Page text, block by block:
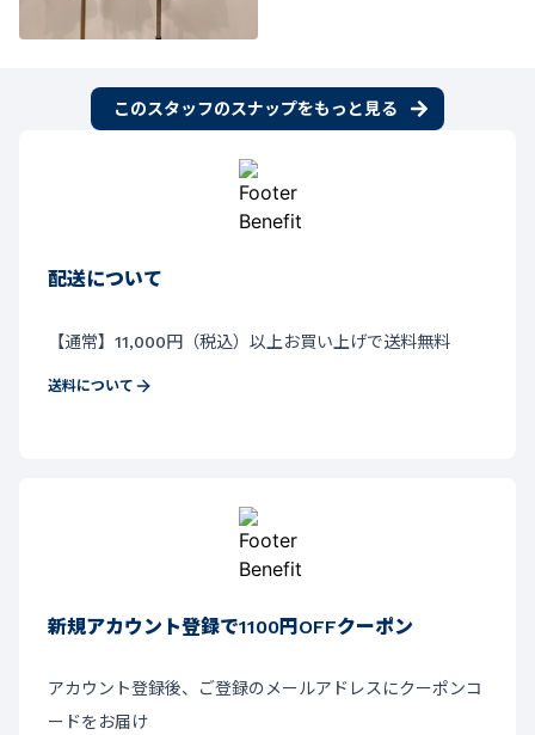
このスタッフのスナップをもっと見る
配送について
【通常】11,000円（税込）以上お買い上げで送料無料
送料について
新規アカウント登録で1100円OFFクーポン
アカウント登録後、ご登録のメールアドレスにクーポンコ
ードをお届け